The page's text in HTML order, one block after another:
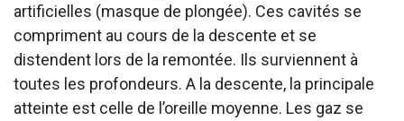
artificielles (masque de plongée). Ces cavités se
compriment au cours de la descente et se
distendent lors de la remontée. Ils surviennent à
toutes les profondeurs. A la descente, la principale
atteinte est celle de l’oreille moyenne. Les gaz se